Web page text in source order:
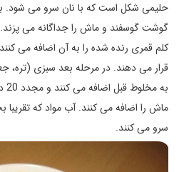
حلیمی شکل است که با نان سرو می شود.
گوشت گوسفند و ماش را جداگانه می
قرار می دهند. در مرحله بعد سبزی (تره،
ماش را اضافه می کنند. آب مواد که
سرو می کنند.